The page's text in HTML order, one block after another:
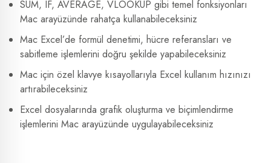
SUM, IF, AVERAGE, VLOOKUP gibi temel fonksiyonları
Mac arayüzünde rahatça kullanabileceksiniz
Mac Excel’de formül denetimi, hücre referansları ve
sabitleme işlemlerini doğru şekilde yapabileceksiniz
Mac için özel klavye kısayollarıyla Excel kullanım hızınızı
artırabileceksiniz
Excel dosyalarında grafik oluşturma ve biçimlendirme
işlemlerini Mac arayüzünde uygulayabileceksiniz